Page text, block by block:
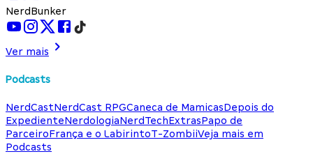
NerdBunker
Ver mais
Podcasts
NerdCastNerdCast RPGCaneca de MamicasDepois do
ExpedienteNerdologiaNerdTechExtrasPapo de
ParceiroFrança e o LabirintoT-ZombiiVeja mais em
Podcasts